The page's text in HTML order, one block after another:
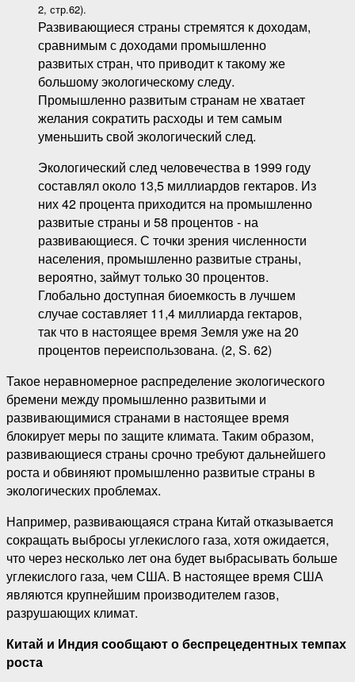
2, стр.62).
Развивающиеся страны стремятся к доходам,
сравнимым с доходами промышленно
развитых стран, что приводит к такому же
большому экологическому следу.
Промышленно развитым странам не хватает
желания сократить расходы и тем самым
уменьшить свой экологический след.
Экологический след человечества в 1999 году
составлял около 13,5 миллиардов гектаров. Из
них 42 процента приходится на промышленно
развитые страны и 58 процентов - на
развивающиеся. С точки зрения численности
населения, промышленно развитые страны,
вероятно, займут только 30 процентов.
Глобально доступная биоемкость в лучшем
случае составляет 11,4 миллиарда гектаров,
так что в настоящее время Земля уже на 20
процентов переиспользована. (2, S. 62)
Такое неравномерное распределение экологического
бремени между промышленно развитыми и
развивающимися странами в настоящее время
блокирует меры по защите климата. Таким образом,
развивающиеся страны срочно требуют дальнейшего
роста и обвиняют промышленно развитые страны в
экологических проблемах.
Например, развивающаяся страна Китай отказывается
сокращать выбросы углекислого газа, хотя ожидается,
что через несколько лет она будет выбрасывать больше
углекислого газа, чем США. В настоящее время США
являются крупнейшим производителем газов,
разрушающих климат.
Китай и Индия сообщают о беспрецедентных темпах
роста